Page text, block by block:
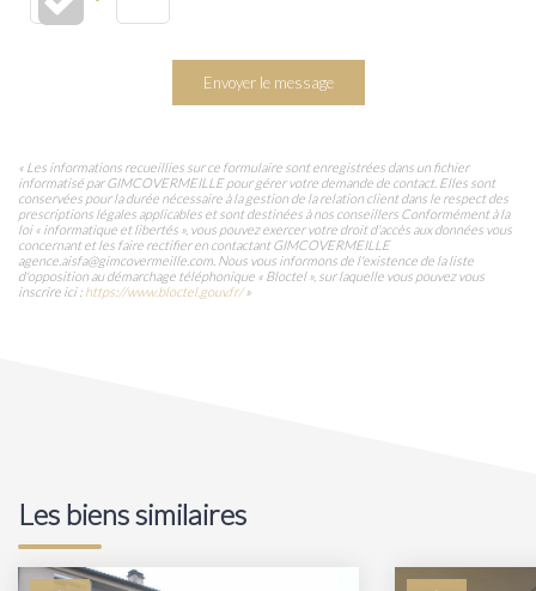
Envoyer le message
« Les informations recueillies sur ce formulaire sont enregistrées dans un fichier
informatisé par GIMCOVERMEILLE pour gérer votre demande de contact. Elles sont
conservées pour la durée nécessaire à la gestion de la relation client dans le respect des
prescriptions légales applicables et sont destinées à nos conseillers Conformément à la
loi « informatique et libertés », vous pouvez exercer votre droit d'accès aux données vous
concernant et les faire rectifier en contactant GIMCOVERMEILLE
agence.aisfa@gimcovermeille.com. Nous vous informons de l'existence de la liste
d'opposition au démarchage téléphonique « Bloctel », sur laquelle vous pouvez vous
inscrire ici : https://www.bloctel.gouv.fr/»
Les biens similaires